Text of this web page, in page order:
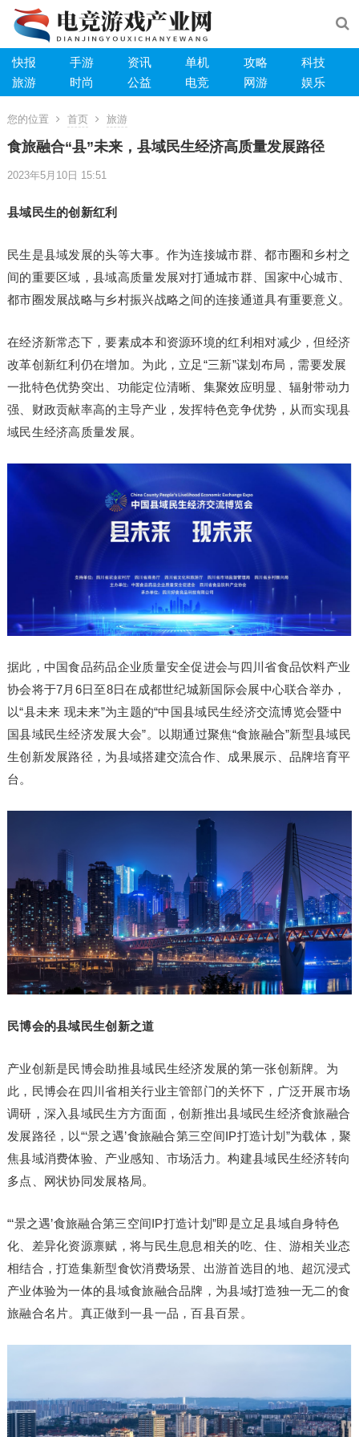
快报 手游 资讯 单机 攻略
科技
旅游
时尚 公益 电竞 网游 娱乐
您的位置 首页 旅游
食旅融合“县”未来，县域民生经济高质量发展路径
2023年5月10日 15:51
县域民生的创新红利
民生是县域发展的头等大事。作为连接城市群、都市圈和乡村之
间的重要区域，县域高质量发展对打通城市群、国家中心城市、
都市圈发展战略与乡村振兴战略之间的连接通道具有重要意义。
在经济新常态下，要素成本和资源环境的红利相对减少，但经济
改革创新红利仍在增加。为此，立足“三新”谋划布局，需要发展
一批特色优势突出、功能定位清晰、集聚效应明显、辐射带动力
强、财政贡献率高的主导产业，发挥特色竞争优势，从而实现县
域民生经济高质量发展。
据此，中国食品药品企业质量安全促进会与四川省食品饮料产业
协会将于7月6日至8日在成都世纪城新国际会展中心联合举办，
以“县未来 现未来”为主题的“中国县域民生经济交流博览会暨中
国县域民生经济发展大会”。以期通过聚焦“食旅融合”新型县域民
生创新发展路径，为县域搭建交流合作、成果展示、品牌培育平
台。
民博会的县域民生创新之道
产业创新是民博会助推县域民生经济发展的第一张创新牌。为
此，民博会在四川省相关行业主管部门的关怀下，广泛开展市场
调研，深入县域民生方方面面，创新推出县域民生经济食旅融合
发展路径，以“‘景之遇’食旅融合第三空间IP打造计划”为载体，聚
焦县域消费体验、产业感知、市场活力。构建县域民生经济转向
多点、网状协同发展格局。
“‘景之遇’食旅融合第三空间IP打造计划”即是立足县域自身特色
化、差异化资源禀赋，将与民生息息相关的吃、住、游相关业态
相结合，打造集新型食饮消费场景、出游首选目的地、超沉浸式
产业体验为一体的县域食旅融合品牌，为县域打造独一无二的食
旅融合名片。真正做到一县一品，百县百景。